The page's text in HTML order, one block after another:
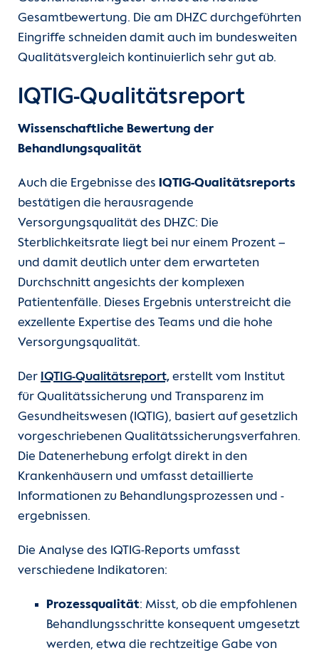
Gesamtbewertung. Die am DHZC durchgeführten
Eingriffe schneiden damit auch im bundesweiten
Qualitätsvergleich kontinuierlich sehr gut ab.
IQTIG-Qualitätsreport
Wissenschaftliche Bewertung der
Behandlungsqualität
Auch die Ergebnisse des IQTIG-Qualitätsreports
bestätigen die herausragende
Versorgungsqualität des DHZC: Die
Sterblichkeitsrate liegt bei nur einem Prozent –
und damit deutlich unter dem erwarteten
Durchschnitt angesichts der komplexen
Patientenfälle. Dieses Ergebnis unterstreicht die
exzellente Expertise des Teams und die hohe
Versorgungsqualität.
Der IQTIG-Qualitätsreport, erstellt vom Institut
für Qualitätssicherung und Transparenz im
Gesundheitswesen (IQTIG), basiert auf gesetzlich
vorgeschriebenen Qualitätssicherungsverfahren.
Die Datenerhebung erfolgt direkt in den
Krankenhäusern und umfasst detaillierte
Informationen zu Behandlungsprozessen und -
ergebnissen.
Die Analyse des IQTIG-Reports umfasst
verschiedene Indikatoren:
Prozessqualität: Misst, ob die empfohlenen
Behandlungsschritte konsequent umgesetzt
werden, etwa die rechtzeitige Gabe von